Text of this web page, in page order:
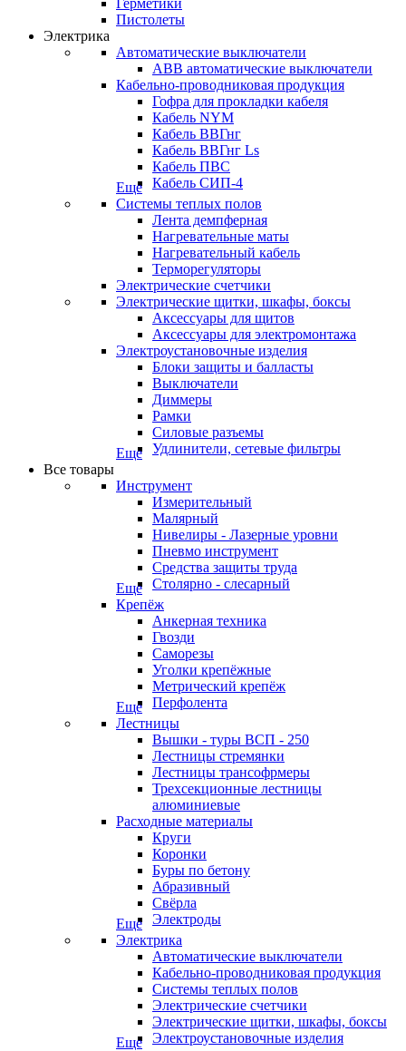
Герметики
Пистолеты
Электрика
Автоматические выключатели
ABB автоматические выключатели
Кабельно-проводниковая продукция
Гофра для прокладки кабеля
Кабель NYM
Кабель ВВГнг
Кабель ВВГнг Ls
Кабель ПВС
Кабель СИП-4
Еще
Системы теплых полов
Лента демпферная
Нагревательные маты
Нагревательный кабель
Терморегуляторы
Электрические счетчики
Электрические щитки, шкафы, боксы
Аксессуары для щитов
Аксессуары для электромонтажа
Электроустановочные изделия
Блоки защиты и балласты
Выключатели
Диммеры
Рамки
Силовые разъемы
Удлинители, сетевые фильтры
Еще
Все товары
Инструмент
Измерительный
Малярный
Нивелиры - Лазерные уровни
Пневмо инструмент
Средства защиты труда
Столярно - слесарный
Еще
Крепёж
Анкерная техника
Гвозди
Саморезы
Уголки крепёжные
Метрический крепёж
Перфолента
Еще
Лестницы
Вышки - туры ВСП - 250
Лестницы стремянки
Лестницы трансофрмеры
Трехсекционные лестницы
алюминиевые
Расходные материалы
Круги
Коронки
Буры по бетону
Абразивный
Свёрла
Электроды
Еще
Электрика
Автоматические выключатели
Кабельно-проводниковая продукция
Системы теплых полов
Электрические счетчики
Электрические щитки, шкафы, боксы
Электроустановочные изделия
Еще